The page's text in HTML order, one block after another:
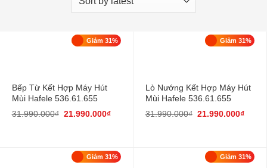
Giảm 31%
Bếp Từ Kết Hợp Máy Hút
Mùi Hafele 536.61.655
31.990.000₫ 21.990.000₫
Giảm 31%
Lò Nướng Kết Hợp Máy Hút
Mùi Hafele 536.61.655
31.990.000₫ 21.990.000₫
Giảm 31% Giảm 31%